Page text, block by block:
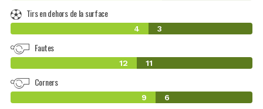
Tirs en dehors de la surface
4 3
Fautes
12 11
Corners
9 6